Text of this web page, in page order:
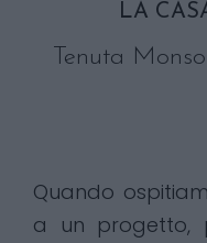
LA
Tenuta
Quando
a un progetto,